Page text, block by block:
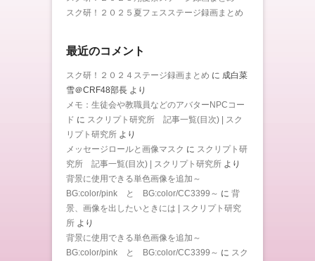
スク研！２０２５夏フェスステージ録画まとめ
最近のコメント
スク研！２０２４ステージ録画まとめ に 成白菜
雪＠CRF48部長 より
メモ：生徒会や教職員などのアバターNPCコー
ド に スクリプト研究所 記事一覧(目次) | スク
リプト研究所 より
メッセージロールと画像マスク に スクリプト研
究所 記事一覧(目次) | スクリプト研究所 より
背景に使用できる単色画像を追加～
BG:color/pink と BG:color/CC3399～ に 背
景、画像を出したいときには | スクリプト研究
所 より
背景に使用できる単色画像を追加～
BG:color/pink と BG:color/CC3399～ に スク